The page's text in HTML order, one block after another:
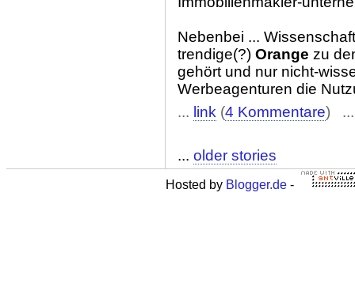
Nebenbei ...
trendige(?) Orange zu
gehört und nur nicht-
Werbeagenturen die
... link (4 Kommentare)
... older stories
Hosted by Blogger.de-